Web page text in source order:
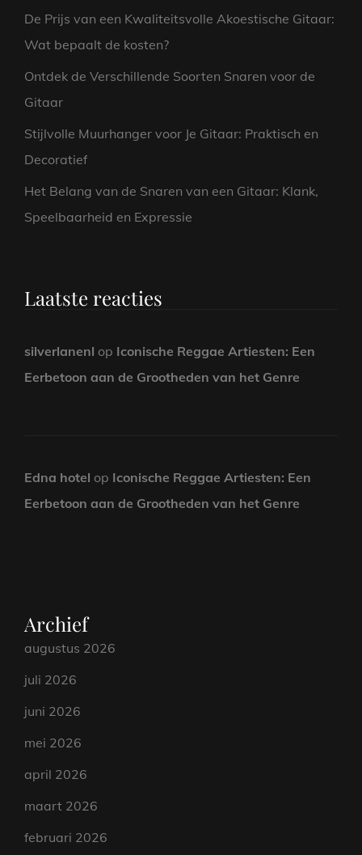
De Prijs van een Kwaliteitsvolle Akoestische Gitaar:
Wat bepaalt de kosten?
Ontdek de Verschillende Soorten Snaren voor de
Gitaar
Stijlvolle Muurhanger voor Je Gitaar: Praktisch en
Decoratief
Het Belang van de Snaren van een Gitaar: Klank,
Speelbaarheid en Expressie
Laatste reacties
silverlanenl op Iconische Reggae Artiesten: Een
Eerbetoon aan de Grootheden van het Genre
Edna hotel op Iconische Reggae Artiesten: Een
Eerbetoon aan de Grootheden van het Genre
Archief
augustus 2026
juli 2026
juni 2026
mei 2026
april 2026
maart 2026
februari 2026